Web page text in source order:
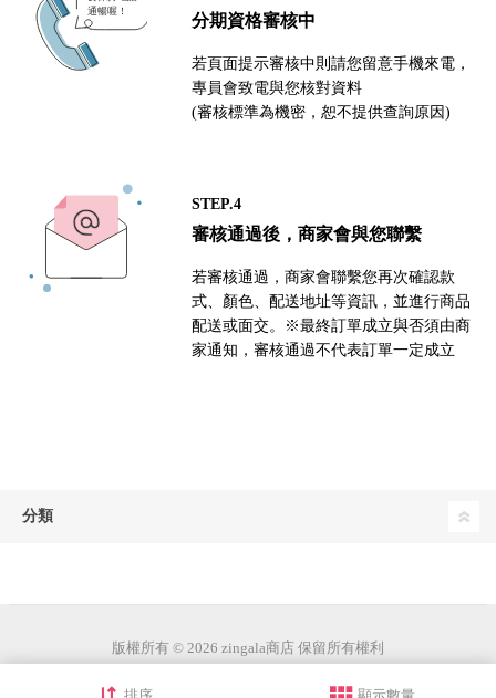
分期資格審核中
若頁面提示審核中則請您留意手機來電，
專員會致電與您核對資料
(審核標準為機密，恕不提供查詢原因)
STEP.4
審核通過後，商家會與您聯繫
若審核通過，商家會聯繫您再次確認款
式、顏色、配送地址等資訊，並進行商品
配送或面交。※最終訂單成立與否須由商
家通知，審核通過不代表訂單一定成立
分類
版權所有 © 2026 zingala商店 保留所有權利